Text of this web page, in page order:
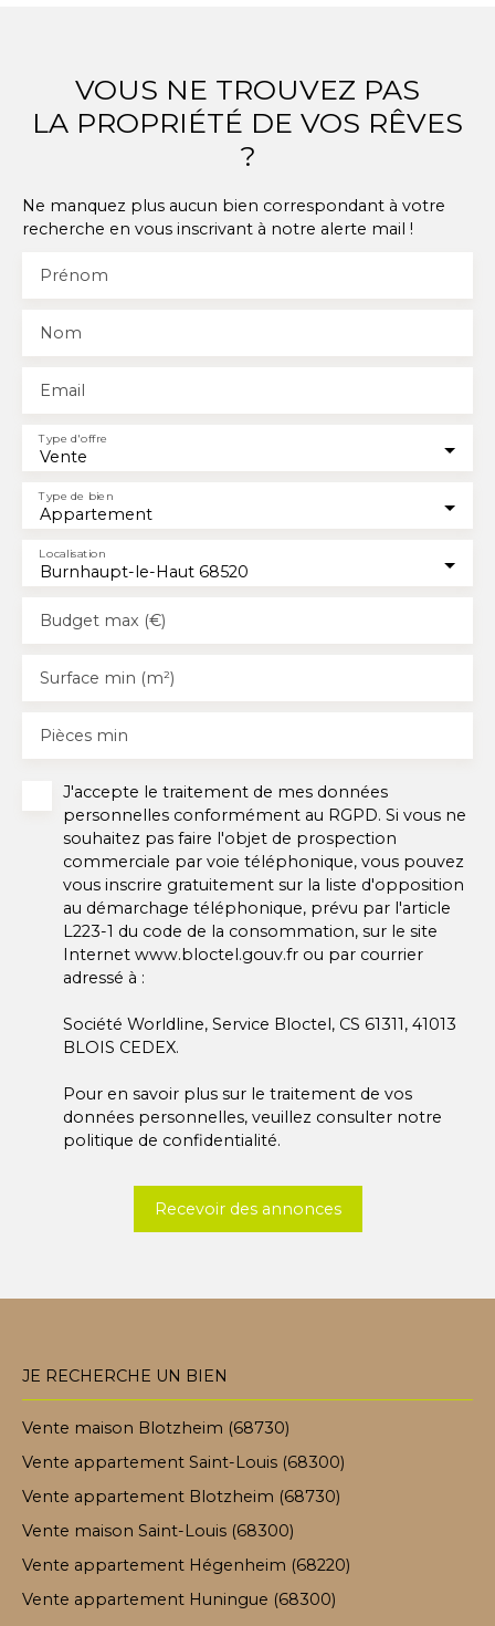
VOUS NE TROUVEZ PAS
LA PROPRIÉTÉ DE VOS RÊVES
?
Ne manquez plus aucun bien correspondant à votre
recherche en vous inscrivant à notre alerte mail !
Prénom
Nom
Email
Vente
Type d'offre
Appartement
Type de bien
Burnhaupt-le-Haut 68520
Localisation
Budget max (€)
Surface min (m²)
Pièces min
J'accepte le traitement de mes données
personnelles conformément au RGPD. Si vous ne
souhaitez pas faire l'objet de prospection
commerciale par voie téléphonique, vous pouvez
vous inscrire gratuitement sur la liste d'opposition
au démarchage téléphonique, prévu par l'article
L223-1 du code de la consommation, sur le site
Internet www.bloctel.gouv.fr ou par courrier
adressé à :
Société Worldline, Service Bloctel, CS 61311, 41013
BLOIS CEDEX.
Pour en savoir plus sur le traitement de vos
données personnelles, veuillez consulter notre
politique de confidentialité.
Recevoir des annonces
JE RECHERCHE UN BIEN
Vente maison Blotzheim (68730)
Vente appartement Saint-Louis (68300)
Vente appartement Blotzheim (68730)
Vente maison Saint-Louis (68300)
Vente appartement Hégenheim (68220)
Vente appartement Huningue (68300)